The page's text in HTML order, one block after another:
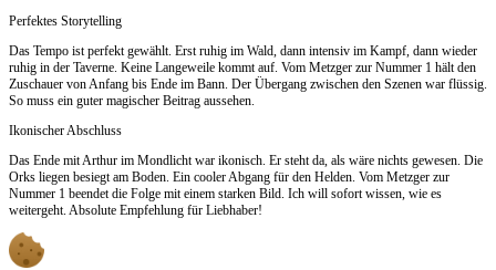
Perfektes Storytelling
Das Tempo ist perfekt gewählt. Erst ruhig im Wald, dann intensiv im Kampf, dann wieder
ruhig in der Taverne. Keine Langeweile kommt auf. Vom Metzger zur Nummer 1 hält den
Zuschauer von Anfang bis Ende im Bann. Der Übergang zwischen den Szenen war flüssig.
So muss ein guter magischer Beitrag aussehen.
Ikonischer Abschluss
Das Ende mit Arthur im Mondlicht war ikonisch. Er steht da, als wäre nichts gewesen. Die
Orks liegen besiegt am Boden. Ein cooler Abgang für den Helden. Vom Metzger zur
Nummer 1 beendet die Folge mit einem starken Bild. Ich will sofort wissen, wie es
weitergeht. Absolute Empfehlung für Liebhaber!